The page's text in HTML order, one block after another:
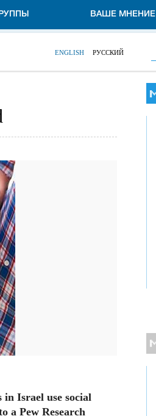
ВАШЕ МНЕНИЕ
ENGLISH РУССКИЙ
Israel use social
a Pew Research